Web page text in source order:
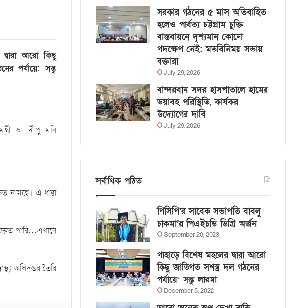
দ্বারা আরো কিছু
পর্যায়ে: সন্তু
ডা. দীপু মনি
নামছে। এ ধারা
পারি…এখানে
অধিদপ্তর তৈরি
সরকার গঠনের ৫ মাস অতিবাহিত
হলেও পার্বত্য চট্টগ্রাম চুক্তি
বাস্তবায়নে দৃশ্যমান কোনো
পদক্ষেপ নেই: মতবিনিময় সভায়
বক্তারা
July 29, 2026
বান্দরবান সদর হাসপাতালে হামের
ভয়াবহ পরিস্থিতি, কার্যকর
উদ্যোগের দাবি
July 29, 2026
সর্বাধিক পঠিত
পিসিপি’র সাবেক সভাপতি বাবলু
চাকমা’র পিএইচডি ডিগ্রি অর্জন
September 20, 2023
পাহাড়ে বিশেষ মহলের দ্বারা আরো
কিছু জাতিগত সশস্ত্র দল গঠনের
পর্যায়ে: সন্তু লারমা
December 5, 2022